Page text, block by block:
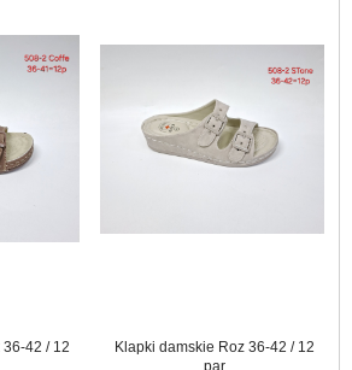
42 / 12
Klapki damskie Roz 36-42 / 12